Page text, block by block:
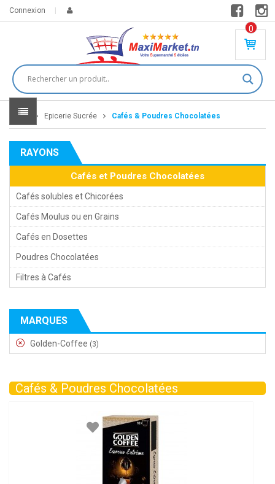
Connexion
0
PR
DU
IT(
S)
DT
Home Epicerie Sucrée Cafés & Poudres Chocolatées
RAYONS
Cafés et Poudres Chocolatées
Cafés solubles et Chicorées
Cafés Moulus ou en Grains
Cafés en Dosettes
Poudres Chocolatées
Filtres à Cafés
MARQUES
Golden-Coffee (3)
Cafés & Poudres Chocolatées